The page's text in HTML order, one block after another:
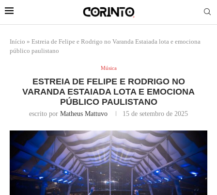
Início » Estreia de Felipe e Rodrigo no Varanda Estaiada lota e emociona
público paulistano
Música
ESTREIA DE FELIPE E RODRIGO NO
VARANDA ESTAIADA LOTA E EMOCIONA
PÚBLICO PAULISTANO
escrito por Matheus Mattuvo 15 de setembro de 2025